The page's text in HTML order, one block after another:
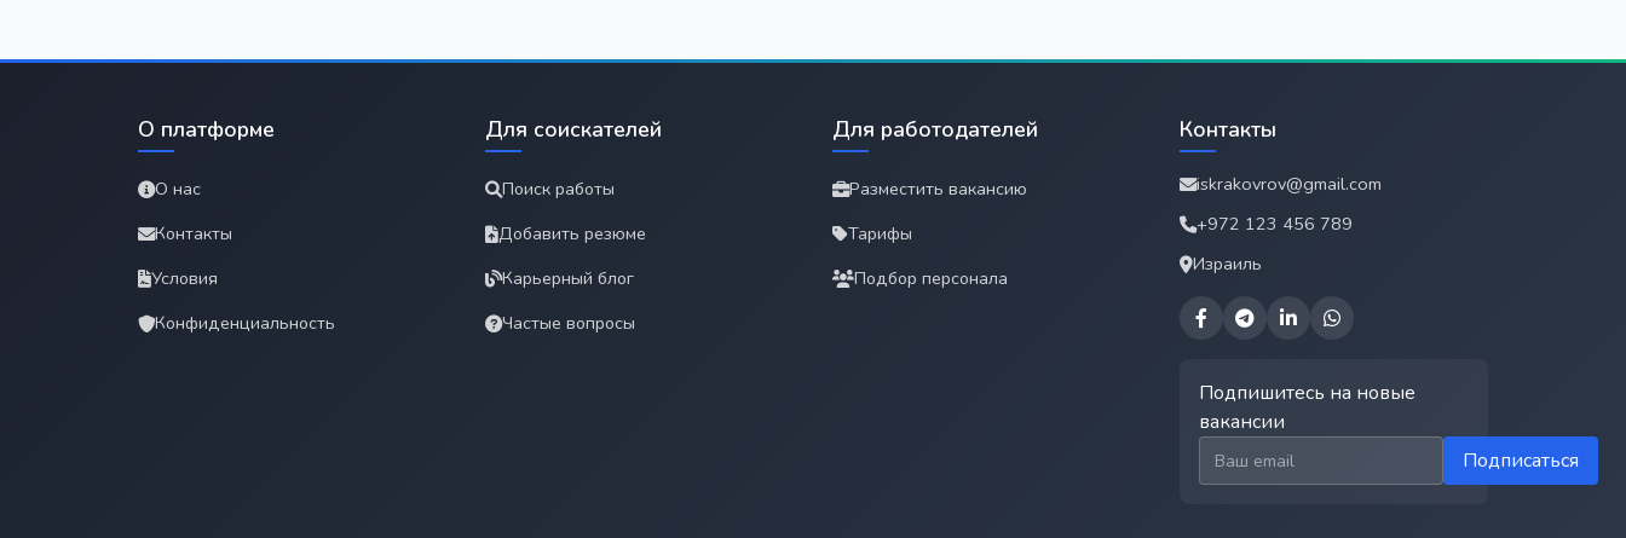
О платформе
О нас
Контакты
Условия
Конфиденциальность
Для соискателей
Поиск работы
Добавить резюме
Карьерный блог
Частые вопросы
Для работодателей
Разместить вакансию
Тарифы
Подбор персонала
Контакты
iskrakovrov@gmail.com
+972 123 456 789
Израиль
Подпишитесь на новые
вакансии
Email для подписки
Подписаться